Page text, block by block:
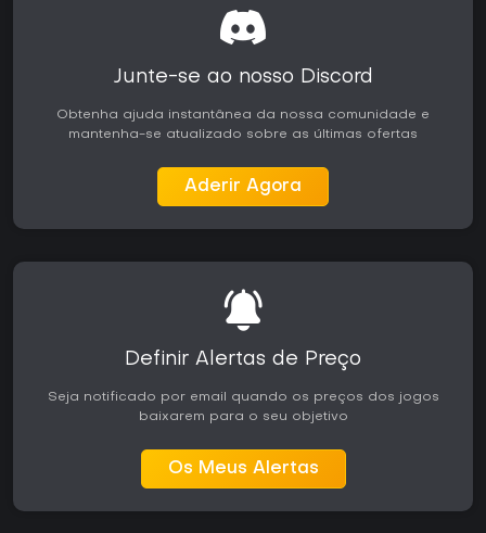
Junte-se ao nosso Discord
Obtenha ajuda instantânea da nossa comunidade e
mantenha-se atualizado sobre as últimas ofertas
Aderir Agora
Definir Alertas de Preço
Seja notificado por email quando os preços dos jogos
baixarem para o seu objetivo
Os Meus Alertas